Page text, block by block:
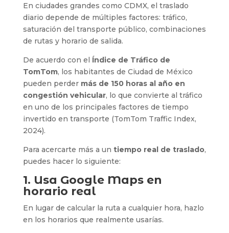
En ciudades grandes como CDMX, el traslado
diario depende de múltiples factores: tráfico,
saturación del transporte público, combinaciones
de rutas y horario de salida.
De acuerdo con el Índice de Tráfico de
TomTom, los habitantes de Ciudad de México
pueden perder más de 150 horas al año en
congestión vehicular, lo que convierte al tráfico
en uno de los principales factores de tiempo
invertido en transporte (TomTom Traffic Index,
2024).
Para acercarte más a un tiempo real de traslado,
puedes hacer lo siguiente:
1. Usa Google Maps en
horario real
En lugar de calcular la ruta a cualquier hora, hazlo
en los horarios que realmente usarías.